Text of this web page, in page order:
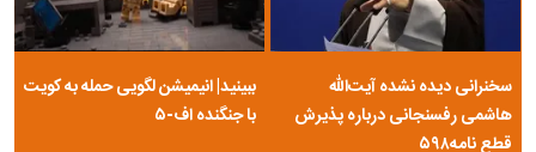
سخنرانی دیده نشده آیت‌الله
هاشمی رفسنجانی درباره پذیرش
قطع نامه۵۹۸
ببینید| انیمیشن لگویی حمله به کویت
با جنگنده اف-۵